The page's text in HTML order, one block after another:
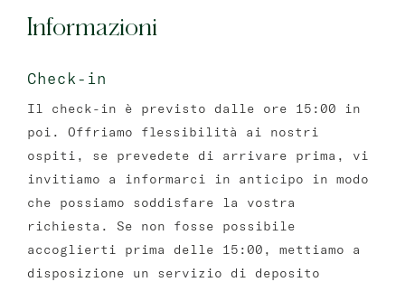
Informazioni
Check-in
Il check-in è previsto dalle ore 15:00 in
poi. Offriamo flessibilità ai nostri
ospiti, se prevedete di arrivare prima, vi
invitiamo a informarci in anticipo in modo
che possiamo soddisfare la vostra
richiesta. Se non fosse possibile
accoglierti prima delle 15:00, mettiamo a
disposizione un servizio di deposito